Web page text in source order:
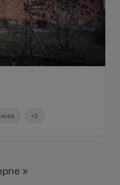
wieś +2
»